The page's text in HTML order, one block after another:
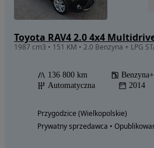
Toyota RAV4 2.0 4x4
136 800 km
Automatyczna
2014
Przygodzice (Wielkopolskie)
Prywatny sprzedawca •